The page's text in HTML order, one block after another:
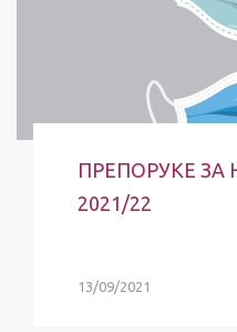
ПРЕПОРУКЕ
2021/22
13/09/2021